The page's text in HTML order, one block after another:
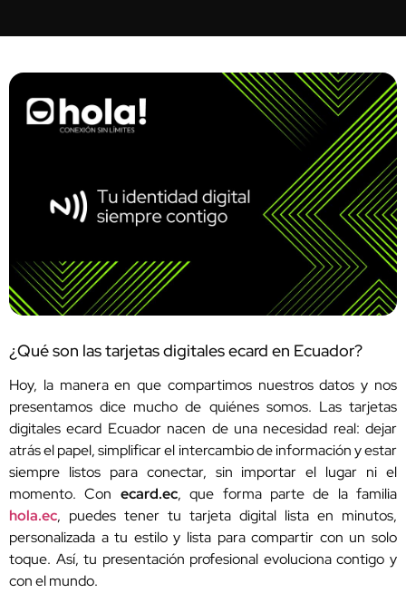
¿Qué son las tarjetas digitales ecard en Ecuador?
Hoy, la manera en que compartimos nuestros datos y nos
presentamos dice mucho de quiénes somos. Las tarjetas
digitales ecard Ecuador nacen de una necesidad real: dejar
atrás el papel, simplificar el intercambio de información y estar
siempre listos para conectar, sin importar el lugar ni el
momento. Con ecard.ec, que forma parte de la familia
hola.ec, puedes tener tu tarjeta digital lista en minutos,
personalizada a tu estilo y lista para compartir con un solo
toque. Así, tu presentación profesional evoluciona contigo y
con el mundo.